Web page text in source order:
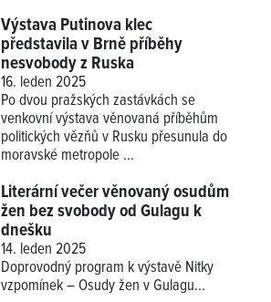
Výstava Putinova klec
představila v Brně příběhy
nesvobody z Ruska
16. leden 2025
Po dvou pražských zastávkách se
venkovní výstava věnovaná příběhům
politických vězňů v Rusku přesunula do
moravské metropole ...
Literární večer věnovaný osudům
žen bez svobody od Gulagu k
dnešku
14. leden 2025
Doprovodný program k výstavě Nitky
vzpomínek – Osudy žen v Gulagu...